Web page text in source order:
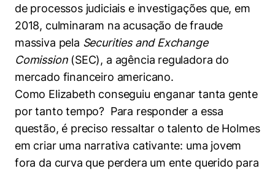
de processos judiciais e investigações que, em
2018, culminaram na acusação de fraude
massiva pela Securities and Exchange
Comission(SEC), a agência reguladora do
mercado financeiro americano.
Como Elizabeth conseguiu enganar tanta gente
por tanto tempo? Para responder a essa
questão, é preciso ressaltar o talento de Holmes
em criar uma narrativa cativante: uma jovem
fora da curva que perdera um ente querido para